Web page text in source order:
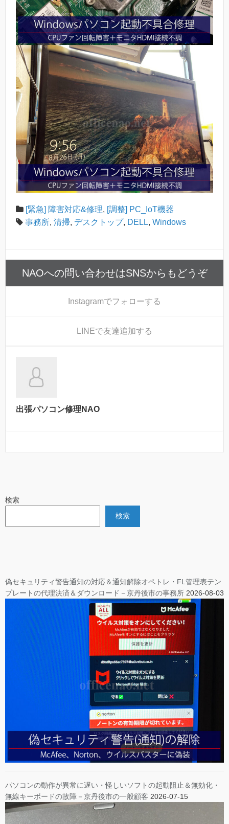
[緊急] 障害対応&修理, [調整] PC_IoT機器
事務所, 清掃, デスクトップ, DELL, Windows
NAOへの問い合わせはSNSからもどうぞ
Instagramでフォローする
LINEで友達追加する
出張パソコン修理NAO
検索
検索
偽セキュリティ警告通知の対応＆通知解除オペトレ・FL管理表テン
プレートの代理決済＆ダウンロード－京丹後市の事務所 2026-08-03
パソコンの動作が異常に遅い・怪しいソフトの起動阻止＆無効化・
無線キーボードの故障－京丹後市の一般顧客 2026-07-15